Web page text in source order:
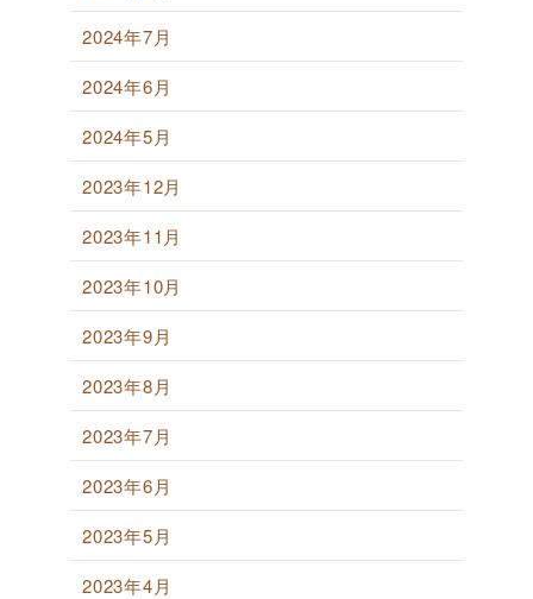
2024年7月
2024年6月
2024年5月
2023年12月
2023年11月
2023年10月
2023年9月
2023年8月
2023年7月
2023年6月
2023年5月
2023年4月